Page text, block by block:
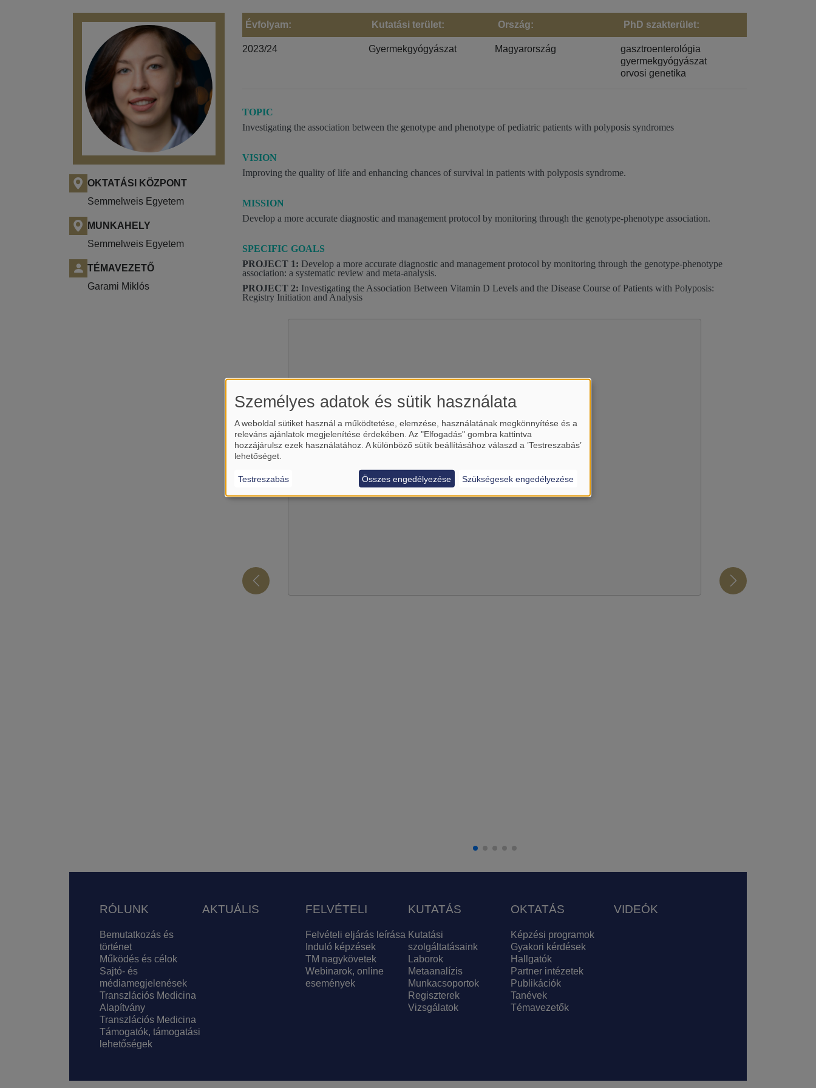
OKTATÁSI KÖZPONT
Semmelweis Egyetem
MUNKAHELY
Semmelweis Egyetem
TÉMAVEZETŐ
Garami Miklós
Évfolyam:
2023/24
Kutatási terület:
Gyermekgyógyászat
Ország:
Magyarország
PhD szakterület:
gasztroenterológia
gyermekgyógyászat
orvosi genetika
TOPIC
Investigating the association between the genotype and phenotype of pediatric patients with polyposis syndromes
VISION
Improving the quality of life and enhancing chances of survival in patients with polyposis syndrome.
MISSION
Develop a more accurate diagnostic and management protocol by monitoring through the genotype-phenotype association.
SPECIFIC GOALS
PROJECT 1: Develop a more accurate diagnostic and management protocol by monitoring through the genotype-phenotype
association: a systematic review and meta-analysis.
PROJECT 2: Investigating the Association Between Vitamin D Levels and the Disease Course of Patients with Polyposis:
Registry Initiation and Analysis
Betölti a(z) YouTubekülső tartalmát?
Manage privacy settings
Lábléc
RÓLUNK
Bemutatkozás és
történet
Működés és célok
Sajtó- és
médiamegjelenések
Transzlációs Medicina
Alapítvány
Transzlációs Medicina
Támogatók, támogatási
lehetőségek
AKTUÁLIS FELVÉTELI
Felvételi eljárás leírása
Induló képzések
TM nagykövetek
Webinarok, online
események
KUTATÁS
Kutatási
szolgáltatásaink
Laborok
Metaanalízis
Munkacsoportok
Regiszterek
Vizsgálatok
OKTATÁS
Képzési programok
Gyakori kérdések
Hallgatók
Partner intézetek
Publikációk
Tanévek
Témavezetők
VIDEÓK
Személyes adatok és sütik használata
A weboldal sütiket használ a működtetése, elemzése, használatának megkönnyítése és a
releváns ajánlatok megjelenítése érdekében. Az "Elfogadás" gombra kattintva
hozzájárulsz ezek használatához. A különböző sütik beállításához válaszd a ’Testreszabás’
lehetőséget.
Testreszabás Szükségesek engedélyezése
Összes engedélyezése